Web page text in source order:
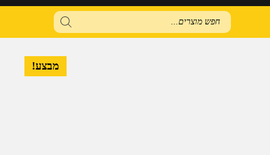
Products
search
מבצע!